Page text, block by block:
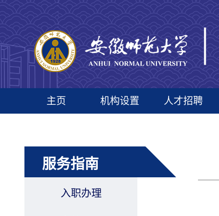
主页 机构设置 人才招聘
服务指南
入职办理